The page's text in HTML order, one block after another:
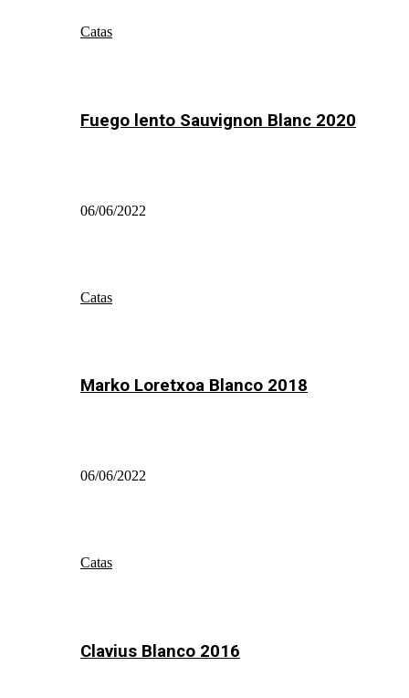
Catas
Fuego lento Sauvignon Blanc 2020
06/06/2022
Catas
Marko Loretxoa Blanco 2018
06/06/2022
Catas
Clavius Blanco 2016